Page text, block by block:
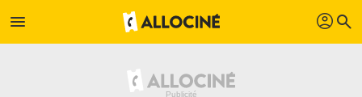
menu profil search